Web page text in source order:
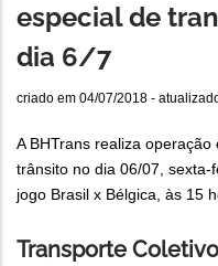
especial de
dia 6/7
criado em 04/07/2018 -
A BHTrans realiza
trânsito no dia 06/07,
jogo Brasil x Bélgica, às 15
Transporte Coletivo